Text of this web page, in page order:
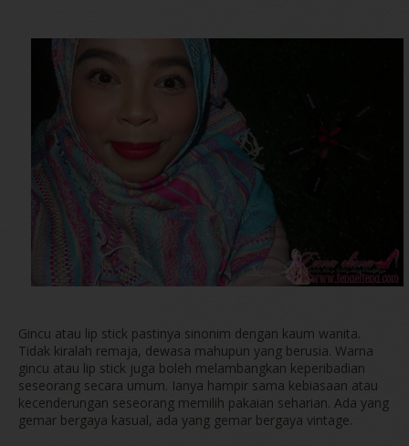
Gincu atau lip stick pastinya sinonim dengan kaum wanita.
Tidak kiralah remaja, dewasa mahupun yang berusia. Warna
gincu atau lip stick juga boleh melambangkan keperibadian
seseorang secara umum. Ianya hampir sama kebiasaan atau
kecenderungan seseorang memilih pakaian seharian. Ada yang
gemar bergaya kasual, ada yang gemar bergaya vintage.